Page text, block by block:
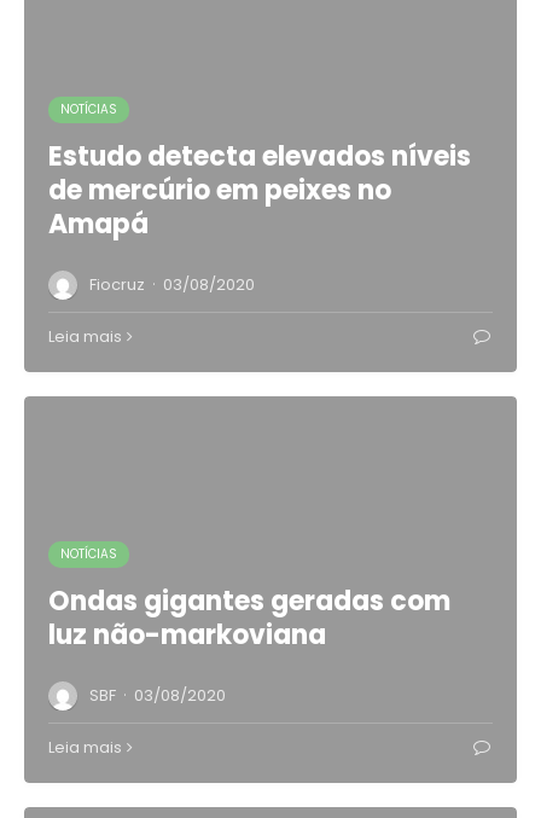
NOTÍCIAS
Estudo detecta elevados níveis
de mercúrio em peixes no
Amapá
Fiocruz · 03/08/2020
Leia mais
NOTÍCIAS
Ondas gigantes geradas com
luz não-markoviana
SBF · 03/08/2020
Leia mais